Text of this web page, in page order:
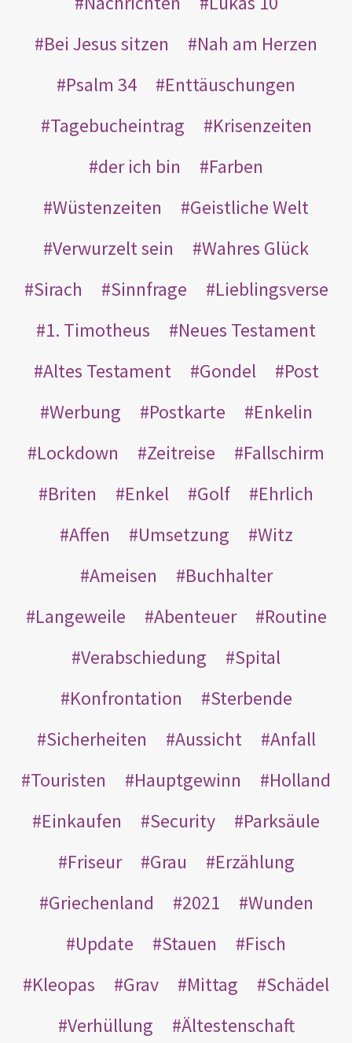
Bei Jesus sitzen
Nah am Herzen
Psalm 34
Enttäuschungen
Tagebucheintrag
Krisenzeiten
der ich bin
Farben
Wüstenzeiten
Geistliche Welt
Verwurzelt sein
Wahres Glück
Sirach
Sinnfrage
Lieblingsverse
1. Timotheus
Neues Testament
Altes Testament
Gondel
Post
Werbung
Postkarte
Enkelin
Lockdown
Zeitreise
Fallschirm
Briten
Enkel Golf
Ehrlich
Affen
Umsetzung
Witz
Ameisen
Buchhalter
Langeweile
Abenteuer
Routine
Verabschiedung
Spital
Konfrontation
Sterbende
Sicherheiten
Aussicht
Anfall
Touristen
Hauptgewinn
Holland
Einkaufen
Security
Parksäule
Friseur
Grau
Erzählung
Griechenland
2021
Wunden
Update
Stauen
Fisch
Kleopas
Grav Mittag
Schädel
Verhüllung
Ältestenschaft